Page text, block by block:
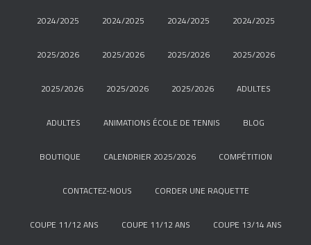
2024/2025 2024/2025 2024/2025 2024/2025
2025/2026 2025/2026 2025/2026 2025/2026
2025/2026 2025/2026 2025/2026 ADULTES
ADULTES ANIMATIONS ÉCOLE DE TENNIS BLOG
BOUTIQUE CALENDRIER 2025/2026 COMPÉTITION
CONTACTEZ-NOUS CORDER UNE RAQUETTE
COUPE 11/12 ANS COUPE 11/12 ANS COUPE 13/14 ANS